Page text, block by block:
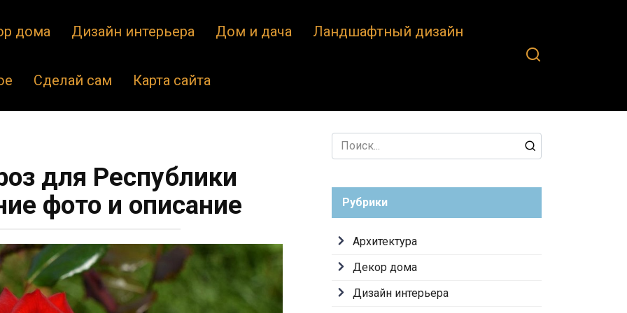
дома Дизайн интерьера Дом и дача Ландшафтный дизайн
Сделай сам Карта сайта
для Республики
фото и описание
Search
for:
Рубрики
Архитектура
Декор дома
Дизайн интерьера